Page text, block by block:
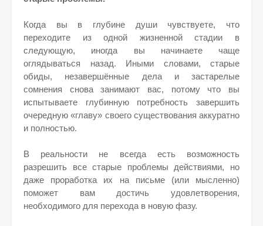
Когда вы в глубине души чувствуете, что
переходите из одной жизненной стадии в
следующую, иногда вы начинаете чаще
оглядываться назад. Иными словами, старые
обиды, незавершённые дела и застарелые
сомнения снова занимают вас, потому что вы
испытываете глубинную потребность завершить
очередную «главу» своего существования аккуратно
и полностью.
В реальности не всегда есть возможность
разрешить все старые проблемы действиями, но
даже проработка их на письме (или мысленно)
поможет вам достичь удовлетворения,
необходимого для перехода в новую фазу.